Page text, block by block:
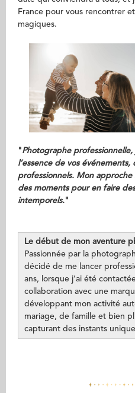
France pour vous rencontrer
magiques.
"Photographe
l’essence de vos événements,
professionnels. Mon approche
des moments pour en faire
intemporels."
Le début de mon aventure
Passionnée par la
décidé de me lancer
ans, lorsque j’ai été
collaboration avec une
développant mon activité
mariage, de famille et bien
capturant des instants